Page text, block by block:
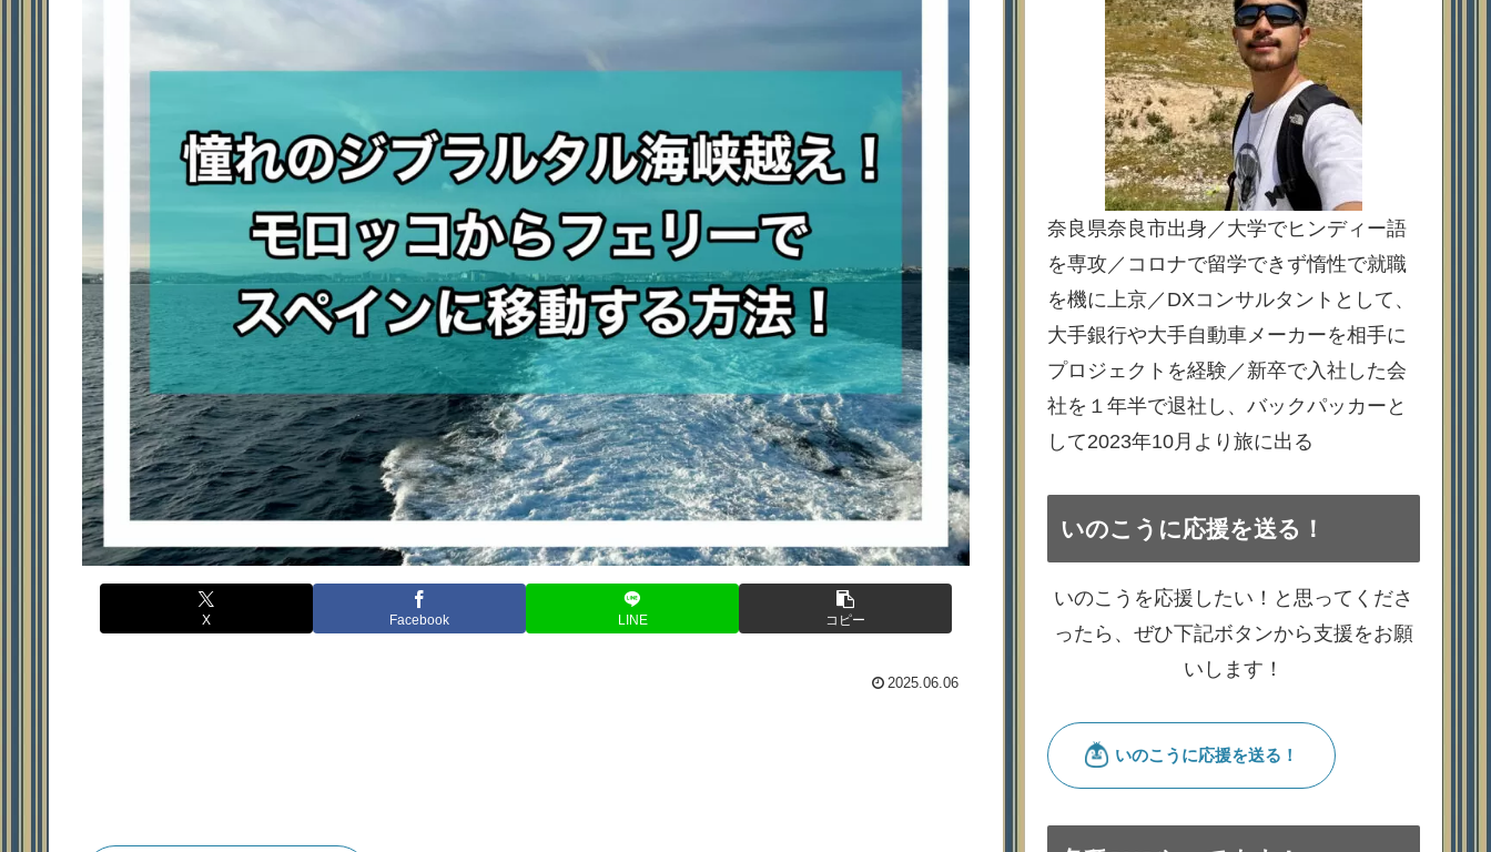
X Facebook LINE コピー
2025.06.06
奈良県奈良市出身／大学でヒンディー語
を専攻／コロナで留学できず惰性で就職
を機に上京／DXコンサルタントとして、
大手銀行や大手自動車メーカーを相手に
プロジェクトを経験／新卒で入社した会
社を１年半で退社し、バックパッカーと
して2023年10月より旅に出る
いのこうに応援を送る！
いのこうを応援したい！と思ってくださ
ったら、ぜひ下記ボタンから支援をお願
いします！